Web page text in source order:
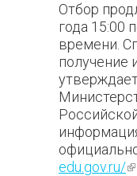
Отбор
года 15:00
времени.
получение
edu.gov.ru/